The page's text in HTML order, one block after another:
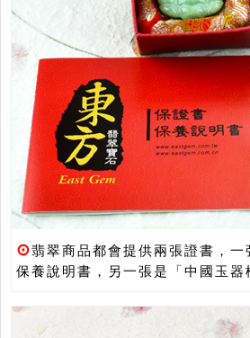
⊙翡翠商品都會提供兩張證書，
保養說明書，另一張是「中國玉